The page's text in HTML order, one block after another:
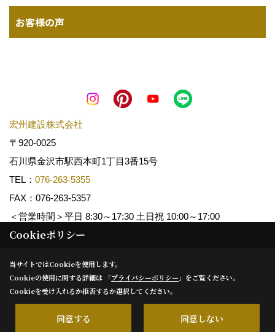
お客様の声
宏州建設株式会社
〒920-0025
石川県金沢市駅西本町1丁目3番15号
TEL： 076-263-5355
FAX：076-263-5357
＜営業時間＞平日 8:30～17:30 土日祝 10:00～17:00
Copyright (c) KOSHUKENSETSU. All Rights Reserved.
Produced byゴデスクリエイト
Cookieポリシー
当サイトではCookieを使用します。
Cookieの使用に関する詳細は 「プライバシーポリシー 」をご覧ください。
Cookieを受け入れるか拒否するか選択してください。
同意する 同意しない